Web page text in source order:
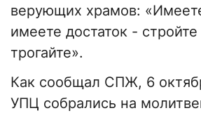
верующих храмов:
имеете достаток -
трогайте».
Как сообщал СПЖ, 6
УПЦ собрались на